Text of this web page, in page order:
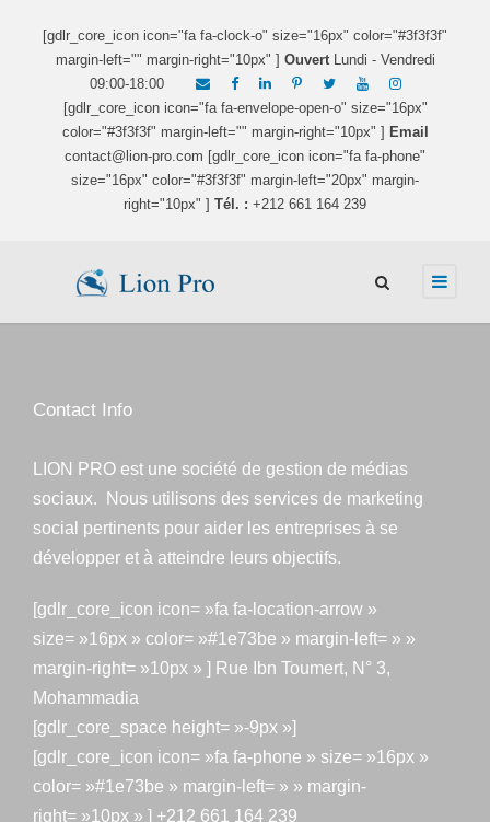
[gdlr_core_icon icon="fa fa-clock-o" size="16px" color="#3f3f3f"
margin-left="" margin-right="10px" ] OuvertLundi - Vendredi
09:00-18:00
[gdlr_core_icon icon="fa fa-envelope-open-o" size="16px"
color="#3f3f3f" margin-left="" margin-right="10px" ] Email
contact@lion-pro.com [gdlr_core_icon icon="fa fa-phone"
size="16px" color="#3f3f3f" margin-left="20px" margin-
right="10px" ] Tél. : +212 661 164 239
Contact Info
LION PRO est une société de gestion de médias
sociaux. Nous utilisons des services de marketing
social pertinents pour aider les entreprises à se
développer et à atteindre leurs objectifs.
[gdlr_core_icon icon= »fa fa-location-arrow »
size= »16px » color= »#1e73be » margin-left= » »
margin-right= »10px » ] Rue Ibn Toumert, N° 3,
Mohammadia
[gdlr_core_space height= »-9px »]
[gdlr_core_icon icon= »fa fa-phone » size= »16px »
color= »#1e73be » margin-left= » » margin-
right= »10px » ] +212 661 164 239